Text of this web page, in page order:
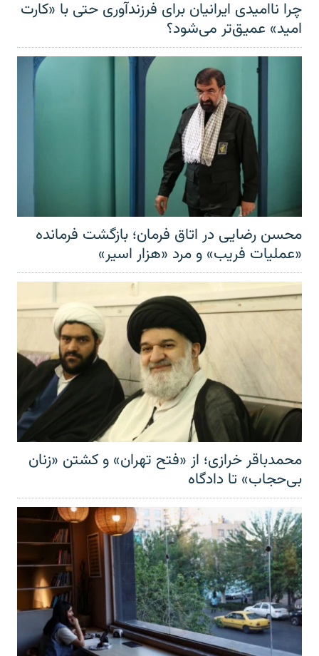
چرا ناامیدی ایرانیان برای فرزندآوری حتی با «کارت
امید» عمیق‌تر‌ می‌شود؟
محسن رضایی در اتاق فرمان؛ بازگشت فرمانده
«عملیات فریب» و مرد «هزار اسیر»
محمدباقر خرازی؛ از «فتح تهران» و کشتن «زنان
بی‌حجاب» تا دادگاه